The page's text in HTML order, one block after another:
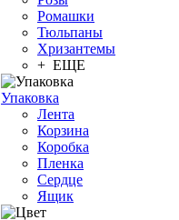
Ромашки
Тюльпаны
Хризантемы
+ ЕЩЕ
Упаковка
Лента
Корзина
Коробка
Пленка
Сердце
Ящик